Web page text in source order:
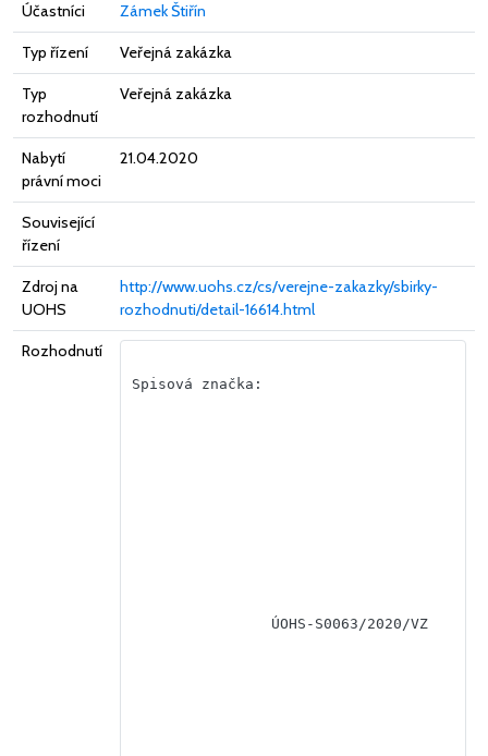
Účastníci Zámek Štiřín
Typ řízení Veřejná zakázka
Typ
rozhodnutí
Veřejná zakázka
Nabytí
právní moci
21.04.2020
Související
řízení
Zdroj na
UOHS
http://www.uohs.cz/cs/verejne-zakazky/sbirky-
rozhodnuti/detail-16614.html
Rozhodnutí
Spisová značka: